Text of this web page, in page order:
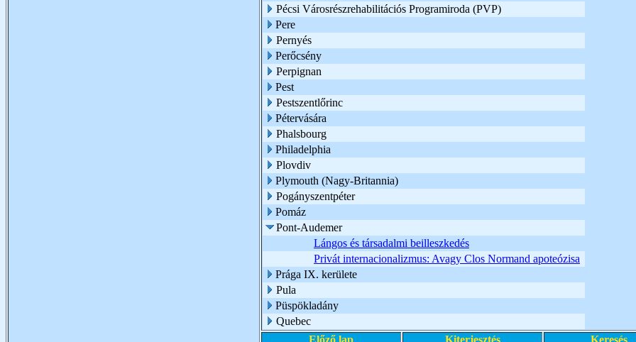
Pécsi Városrészrehabilitációs Programiroda (PVP)
Pere
Pernyés
Perőcsény
Perpignan
Pest
Pestszentlőrinc
Pétervására
Phalsbourg
Philadelphia
Plovdiv
Plymouth (Nagy-Britannia)
Pogányszentpéter
Pomáz
Pont-Audemer
Lángos és társadalmi beilleszkedés
Privát internacionalizmus: Avagy Clos Normand apoteózisa
Prága IX. kerülete
Pula
Püspökladány
Quebec
Előző lap
Kiterjesztés Keresés